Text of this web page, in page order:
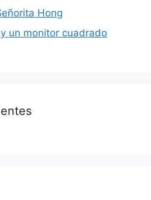
Hong
un monitor cuadrado